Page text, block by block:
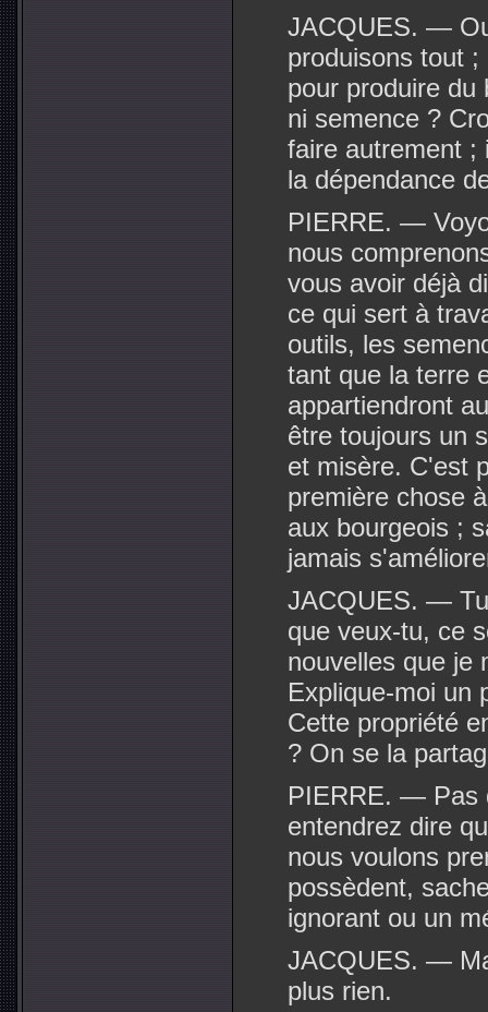
JACQUES. —
produisons tout
pour produire du
ni semence ?
faire autrement ;
la dépendance
PIERRE. —
nous
vous avoir déjà
ce qui sert à
outils, les
tant que la terre
appartiendront
être toujours un
et misère. C'est
première chose
aux bourgeois ;
jamais
JACQUES. —
que veux-tu, ce
nouvelles que je
Explique-moi un
Cette propriété
? On se la
PIERRE. — Pas
entendrez dire
nous voulons
possèdent,
ignorant ou un
JACQUES. —
plus rien.